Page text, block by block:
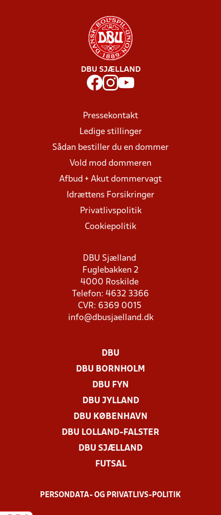
DBU SJÆLLAND
Pressekontakt
Ledige stillinger
Sådan bestiller du en dommer
Vold mod dommeren
Afbud + Akut dommervagt
Idrættens Forsikringer
Privatlivspolitik
Cookiepolitik
DBU Sjælland
Fuglebakken 2
4000 Roskilde
Telefon: 4632 3366
CVR: 6369 0015
info@dbusjaelland.dk
DBU
DBU BORNHOLM
DBU FYN
DBU JYLLAND
DBU KØBENHAVN
DBU LOLLAND-FALSTER
DBU SJÆLLAND
FUTSAL
PERSONDATA- OG PRIVATLIVS-POLITIK